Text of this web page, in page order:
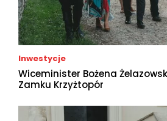
Inwestycje
Wiceminister Bożena
Zamku Krzyżtopór